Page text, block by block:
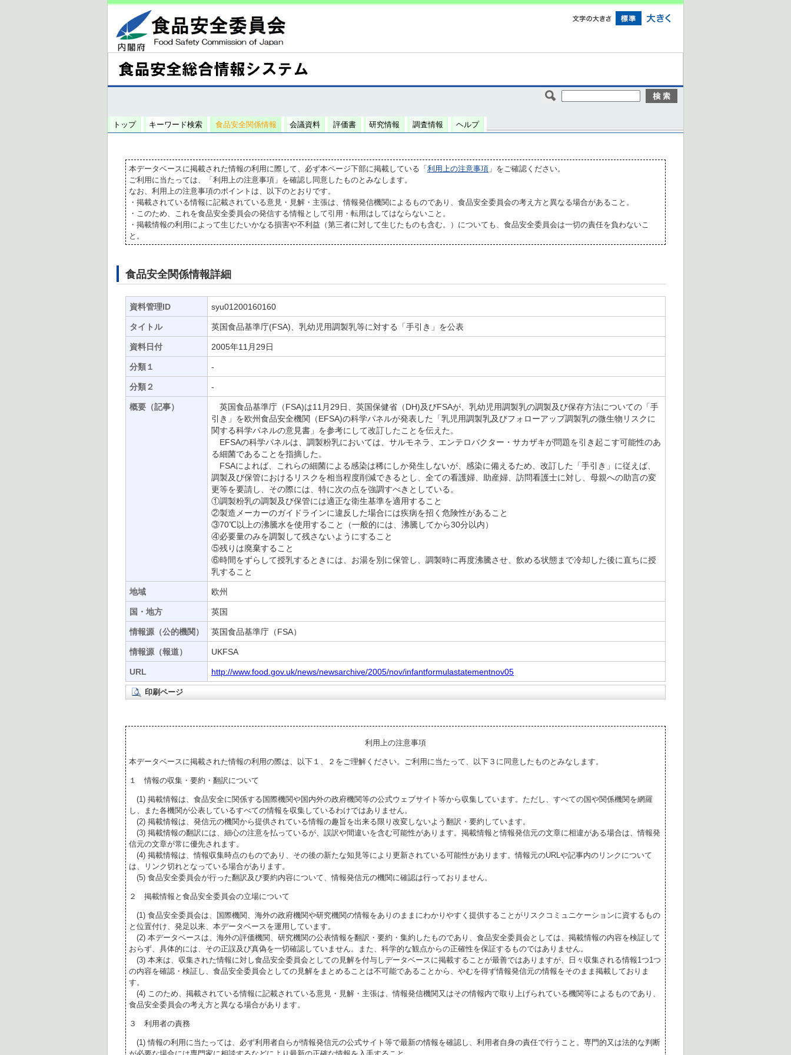
トップ キーワード検索 食品安全関係情報 会議資料 評価書 研究情報 調査情報 ヘルプ
本データベースに掲載された情報の利用に際して、必ず本ページ下部に掲載している「 利用上の注意事項 」をご確認ください。
ご利用に当たっては、「利用上の注意事項」を確認し同意したものとみなします。
なお、利用上の注意事項のポイントは、以下のとおりです。
・掲載されている情報に記載されている意見・見解・主張は、情報発信機関によるものであり、食品安全委員会の考え方と異なる場合があること。
・このため、これを食品安全委員会の発信する情報として引用・転用はしてはならないこと。
・掲載情報の利用によって生じたいかなる損害や不利益（第三者に対して生じたものも含む。）についても、食品安全委員会は一切の責任を負わないこ
と。
食品安全関係情報詳細
資料管理ID syu01200160160
タイトル 英国食品基準庁(FSA)、乳幼児用調製乳等に対する「手引き」を公表
資料日付 2005年11月29日
分類１ -
分類２ -
概要（記事）
英国食品基準庁（FSA)は11月29日、英国保健省（DH)及びFSAが、乳幼児用調製乳の調製及び保存方法についての「手
引き」を欧州食品安全機関（EFSA)の科学パネルが発表した「乳児用調製乳及びフォローアップ調製乳の微生物リスクに
関する科学パネルの意見書」を参考にして改訂したことを伝えた。
EFSAの科学パネルは、調製粉乳においては、サルモネラ、エンテロバクター・サカザキが問題を引き起こす可能性のあ
る細菌であることを指摘した。
FSAによれば、これらの細菌による感染は稀にしか発生しないが、感染に備えるため、改訂した「手引き」に従えば、
調製及び保管におけるリスクを相当程度削減できるとし、全ての看護婦、助産婦、訪問看護士に対し、母親への助言の変
更等を要請し、その際には、特に次の点を強調すべきとしている。
①調製粉乳の調製及び保管には適正な衛生基準を適用すること
②製造メーカーのガイドラインに違反した場合には疾病を招く危険性があること
③70℃以上の沸騰水を使用すること（一般的には、沸騰してから30分以内）
④必要量のみを調製して残さないようにすること
⑤残りは廃棄すること
⑥時間をずらして授乳するときには、お湯を別に保管し、調製時に再度沸騰させ、飲める状態まで冷却した後に直ちに授
乳すること
地域 欧州
国・地方 英国
情報源（公的機関） 英国食品基準庁（FSA）
情報源（報道） UKFSA
URL http://www.food.gov.uk/news/newsarchive/2005/nov/infantformulastatementnov05
印刷ページ
利用上の注意事項
本データベースに掲載された情報の利用の際は、以下１、２をご理解ください。ご利用に当たって、以下３に同意したものとみなします。
１ 情報の収集・要約・翻訳について
(1) 掲載情報は、食品安全に関係する国際機関や国内外の政府機関等の公式ウェブサイト等から収集しています。ただし、すべての国や関係機関を網羅
し、また各機関が公表しているすべての情報を収集しているわけではありません。
(2) 掲載情報は、発信元の機関から提供されている情報の趣旨を出来る限り改変しないよう翻訳・要約しています。
(3) 掲載情報の翻訳には、細心の注意を払っているが、誤訳や間違いを含む可能性があります。掲載情報と情報発信元の文章に相違がある場合は、情報発
信元の文章が常に優先されます。
(4) 掲載情報は、情報収集時点のものであり、その後の新たな知見等により更新されている可能性があります。情報元のURLや記事内のリンクについて
は、リンク切れとなっている場合があります。
(5) 食品安全委員会が行った翻訳及び要約内容について、情報発信元の機関に確認は行っておりません。
２ 掲載情報と食品安全委員会の立場について
(1) 食品安全委員会は、国際機関、海外の政府機関や研究機関の情報をありのままにわかりやすく提供することがリスクコミュニケーションに資するもの
と位置付け、発足以来、本データベースを運用しています。
(2) 本データベースは、海外の評価機関、研究機関の公表情報を翻訳・要約・集約したものであり、食品安全委員会としては、掲載情報の内容を検証して
おらず、具体的には、その正誤及び真偽を一切確認していません。また、科学的な観点からの正確性を保証するものではありません。
(3) 本来は、収集された情報に対し食品安全委員会としての見解を付与しデータベースに掲載することが最善ではありますが、日々収集される情報1つ1つ
の内容を確認・検証し、食品安全委員会としての見解をまとめることは不可能であることから、やむを得ず情報発信元の情報をそのまま掲載しておりま
す。
(4) このため、掲載されている情報に記載されている意見・見解・主張は、情報発信機関又はその情報内で取り上げられている機関等によるものであり、
食品安全委員会の考え方と異なる場合があります。
３ 利用者の責務
(1) 情報の利用に当たっては、必ず利用者自らが情報発信元の公式サイト等で最新の情報を確認し、利用者自身の責任で行うこと。専門的又は法的な判断